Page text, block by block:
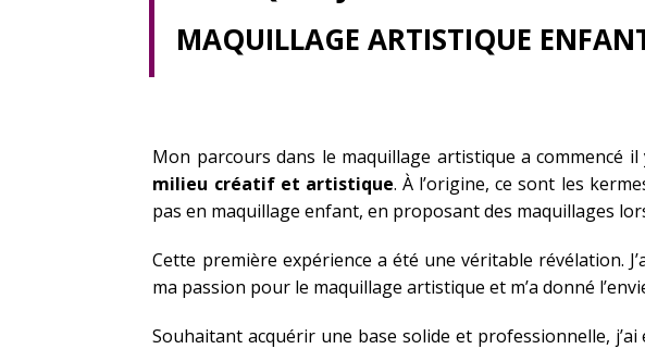
MAQUILLAGE ARTISTIQUE
Mon parcours dans le maquillage artistique a commencé
milieu créatif et artistique. À l’origine, ce sont les
pas en maquillage enfant, en proposant des maquillages
Cette première expérience a été une véritable révélation.
ma passion pour le maquillage artistique et m’a donné
Souhaitant acquérir une base solide et professionnelle,